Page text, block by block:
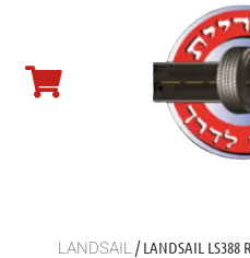
/ LANDSAIL LS388